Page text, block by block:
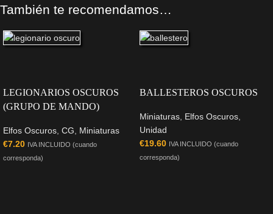
También te recomendamos…
LEGIONARIOS OSCUROS
(GRUPO DE MANDO)
Elfos Oscuros CG
Miniaturas
€7.20 IVA INCLUIDO (cuando
corresponda)
BALLESTEROS OSCUROS
Miniaturas Elfos Oscuros
Unidad
€19.60 IVA INCLUIDO (cuando
corresponda)